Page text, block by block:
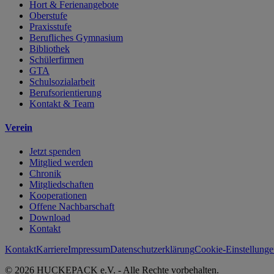
Hort & Ferienangebote
Oberstufe
Praxisstufe
Berufliches Gymnasium
Bibliothek
Schülerfirmen
GTA
Schulsozialarbeit
Berufsorientierung
Kontakt & Team
Verein
Jetzt spenden
Mitglied werden
Chronik
Mitgliedschaften
Kooperationen
Offene Nachbarschaft
Download
Kontakt
KontaktKarriereImpressumDatenschutzerklärungCookie-
© 2026 HUCKEPACK e.V. - Alle Rechte vorbehalten.